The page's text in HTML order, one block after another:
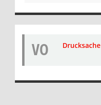
VO Drucksache